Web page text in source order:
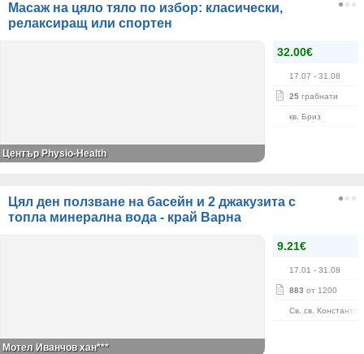
Масаж на цяло тяло по избор: класически,
релаксиращ или спортен
32.00€
17.07 - 31.08
25 грабнати
кв. Бриз
Център Physio-Health
Цял ден ползване на басейн и 2 джакузита с
топла минерална вода - край Варна
9.21€
17.01 - 31.08
883 от 1200
Св. св.
Мотел Иванчов хан***